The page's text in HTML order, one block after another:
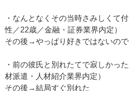
・なんとなくその当時さみしくて
性／22歳／金融・証券業界内定）
その後→やっぱり好きではないの
・前の彼氏と別れたてで寂しかっ
材派遣・人材紹介業界内定）
その後→結局すぐ別れた